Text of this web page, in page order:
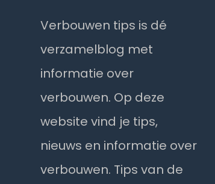
Verbouwen tips is dé
verzamelblog met
informatie over
verbouwen. Op deze
website vind je tips,
nieuws en informatie over
verbouwen. Tips van de